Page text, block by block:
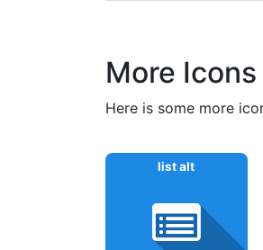
More Icons
here is some more
list alt